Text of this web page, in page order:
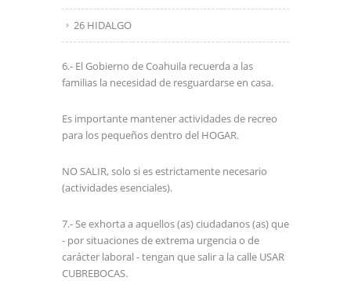
26 HIDALGO
6.- El Gobierno de Coahuila recuerda a las
familias la necesidad de resguardarse en casa.
Es importante mantener actividades de recreo
para los pequeños dentro del HOGAR.
NO SALIR, solo si es estrictamente necesario
(actividades esenciales).
7.- Se exhorta a aquellos (as) ciudadanos (as) que
- por situaciones de extrema urgencia o de
carácter laboral - tengan que salir a la calle USAR
CUBREBOCAS.